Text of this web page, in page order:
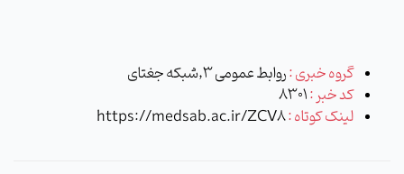
گروه خبری :روابط عمومی 3,شبکه جغتای
کد خبر :8301
لینک کوتاه :https://medsab.ac.ir/ZCV8